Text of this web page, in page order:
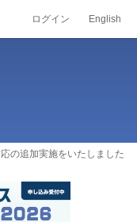
ログイン English
の追加実施をいたしました